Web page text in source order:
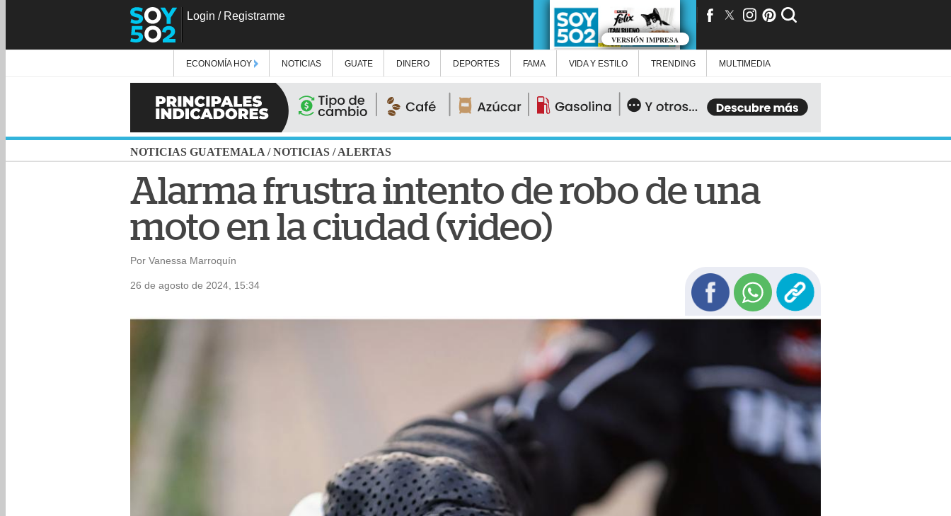
Login / Registrarme
VERSIÓN IMPRESA
ECONOMÍA HOY NOTICIAS GUATE DINERO DEPORTES FAMA VIDA Y ESTILO TRENDING MULTIMEDIA
NOTICIAS GUATEMALA /NOTICIAS /ALERTAS
Alarma frustra intento de robo de una
moto en la ciudad (video)
Por Vanessa Marroquín
26 de agosto de 2024, 15:34